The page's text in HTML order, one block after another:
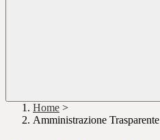
Home >
Amministrazione Trasparente